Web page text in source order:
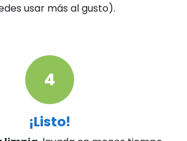
usar más al gusto).
4
¡Listo!